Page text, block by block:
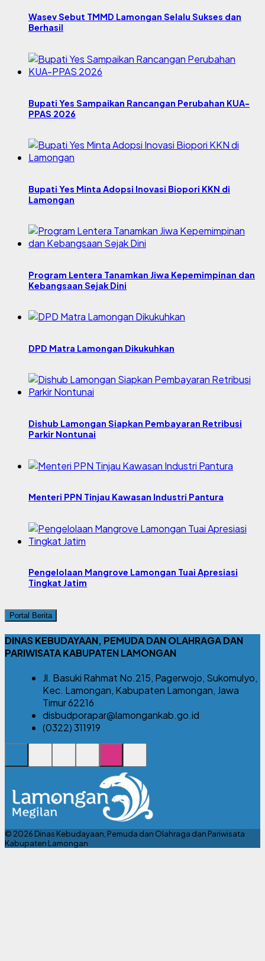
Wasev Sebut TMMD Lamongan Selalu Sukses dan
Berhasil
Bupati Yes Sampaikan Rancangan Perubahan KUA-
PPAS 2026
Bupati Yes Minta Adopsi Inovasi Biopori KKN di
Lamongan
Program Lentera Tanamkan Jiwa Kepemimpinan dan
Kebangsaan Sejak Dini
DPD Matra Lamongan Dikukuhkan
Dishub Lamongan Siapkan Pembayaran Retribusi
Parkir Nontunai
Menteri PPN Tinjau Kawasan Industri Pantura
Pengelolaan Mangrove Lamongan Tuai Apresiasi
Tingkat Jatim
Portal Berita
DINAS KEBUDAYAAN, PEMUDA DAN OLAHRAGA DAN
PARIWISATA KABUPATEN LAMONGAN
Jl. Basuki Rahmat No.215, Pagerwojo, Sukomulyo,
Kec. Lamongan, Kabupaten Lamongan, Jawa
Timur 62216
disbudporapar@lamongankab.go.id
(0322) 311919
© 2026 Dinas Kebudayaan, Pemuda dan Olahraga dan Pariwisata
Kabupaten Lamongan